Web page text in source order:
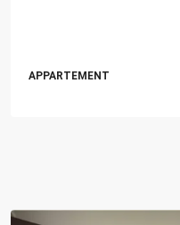
APPARTEMENT